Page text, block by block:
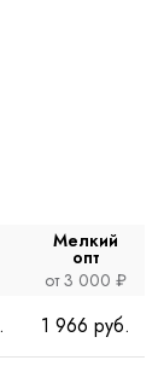
Мелкий
опт
от 3 000 ₽
1 966 руб.